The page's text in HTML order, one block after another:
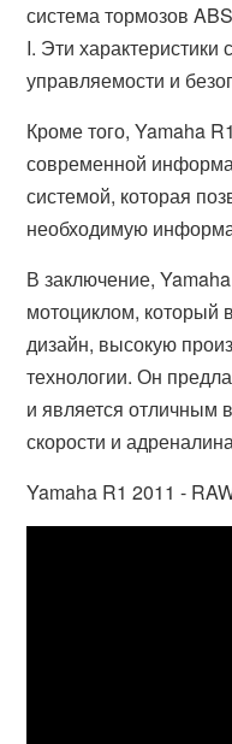
система тормозов
I. Эти
управляемости и
Кроме того, Yamaha
современной
системой, которая
необходимую
В заключение,
мотоциклом, который
дизайн, высокую
технологии. Он
и является отличным
скорости и
Yamaha R1 2011 -